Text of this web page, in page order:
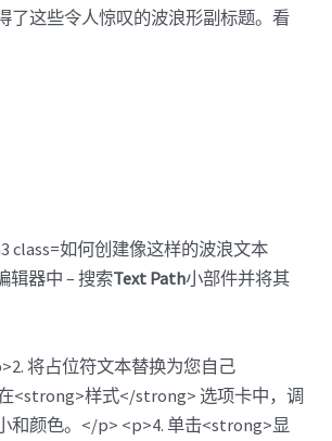
了这些令人惊叹的波浪形副标题。看
如何创建像这样的波浪文本
辑器中 – 搜索Text Path小部件并将其